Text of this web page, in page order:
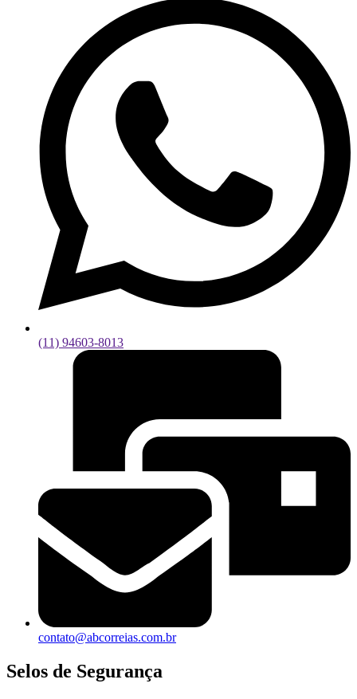
(11) 94603-8013
contato@abcorreias.com.br
Selos de Segurança